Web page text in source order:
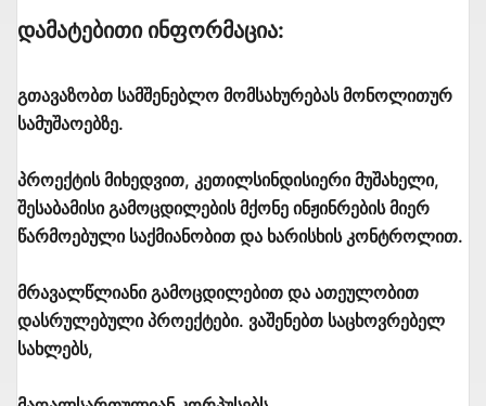
Დამატებითი Ინფორმაცია:
გთავაზობთ სამშენებლო მომსახურებას მონოლითურ
სამუშაოებზე.
პროექტის მიხედვით, კეთილსინდისიერი მუშახელი,
შესაბამისი გამოცდილების მქონე ინჟინრების მიერ
წარმოებული საქმიანობით და ხარისხის კონტროლით.
მრავალწლიანი გამოცდილებით და ათეულობით
დასრულებული პროექტები. ვაშენებთ საცხოვრებელ
სახლებს,